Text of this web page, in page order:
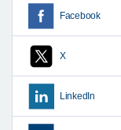
Facebook
X
LinkedIn